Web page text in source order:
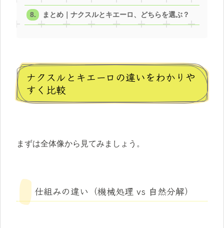
まとめ｜ナクスルとキエーロ、どちらを選ぶ？
ナクスルとキエーロの違いをわかりや
すく比較
まずは全体像から見てみましょう。
仕組みの違い（機械処理 vs 自然分解）